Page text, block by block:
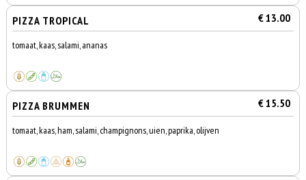
PIZZA TROPICAL € 13.00
tomaat, kaas, salami, ananas
PIZZA BRUMMEN € 15.50
tomaat, kaas, ham, salami, champignons, uien, paprika, olijven